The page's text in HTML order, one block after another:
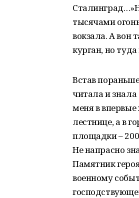
тысячами
вокзала. А вон
курган, но
Встав
читала и знала
меня в
лестнице, а в
площадки –
Не напрасно
Памятник
военному